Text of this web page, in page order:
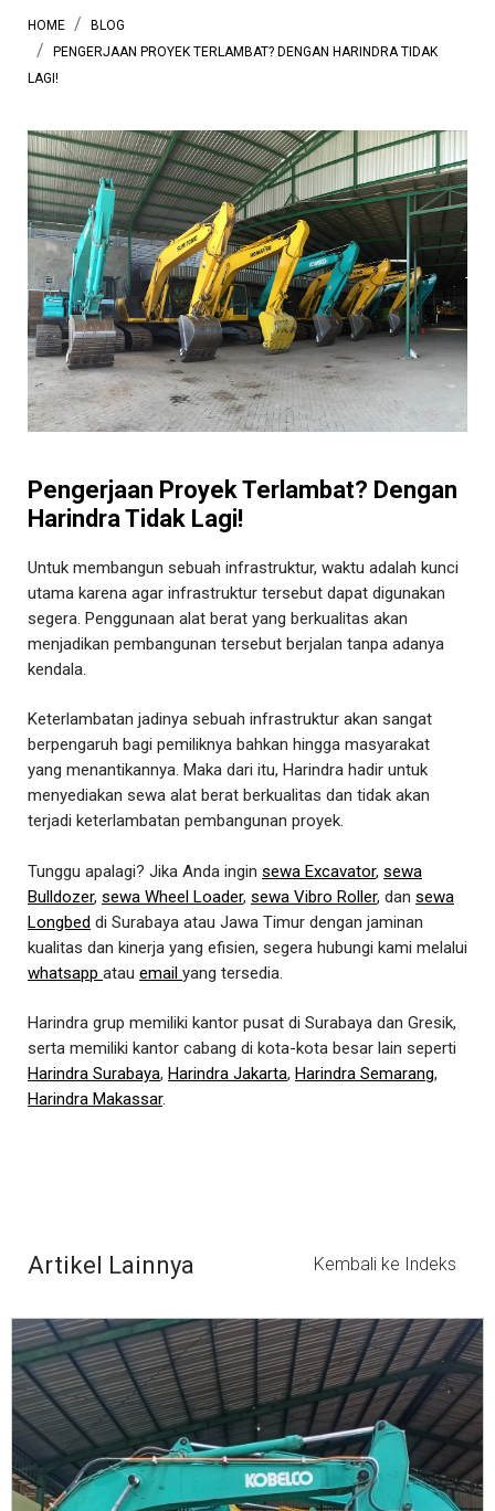
HOME
BLOG
PENGERJAAN PROYEK TERLAMBAT? DENGAN HARINDRA TIDAK
LAGI!
Pengerjaan Proyek Terlambat? Dengan
Harindra Tidak Lagi!
Untuk membangun sebuah infrastruktur, waktu adalah kunci
utama karena agar infrastruktur tersebut dapat digunakan
segera. Penggunaan alat berat yang berkualitas akan
menjadikan pembangunan tersebut berjalan tanpa adanya
kendala.
Keterlambatan jadinya sebuah infrastruktur akan sangat
berpengaruh bagi pemiliknya bahkan hingga masyarakat
yang menantikannya. Maka dari itu, Harindra hadir untuk
menyediakan sewa alat berat berkualitas dan tidak akan
terjadi keterlambatan pembangunan proyek.
Tunggu apalagi? Jika Anda ingin sewa Excavator, sewa
Bulldozer, sewa Wheel Loader, sewa Vibro Roller, dan sewa
Longbed di Surabaya atau Jawa Timur dengan jaminan
kualitas dan kinerja yang efisien, segera hubungi kami melalui
whatsapp atau email yang tersedia.
Harindra grup memiliki kantor pusat di Surabaya dan Gresik,
serta memiliki kantor cabang di kota-kota besar lain seperti
Harindra Surabaya, Harindra Jakarta, Harindra Semarang,
Harindra Makassar.
Artikel Lainnya Kembali ke Indeks